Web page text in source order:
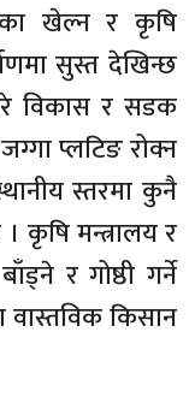
खेल्न र कृषि
सुस्त देखिन्छ
विकास र सडक
प्लटिङ रोक्न
स्तरमा कुनै
कृषि मन्त्रालय र
र गोष्ठी गर्ने
किसान